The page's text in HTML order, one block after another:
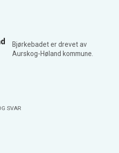
Bjørkebadet er drevet av
Aurskog-Høland kommune.
SVAR